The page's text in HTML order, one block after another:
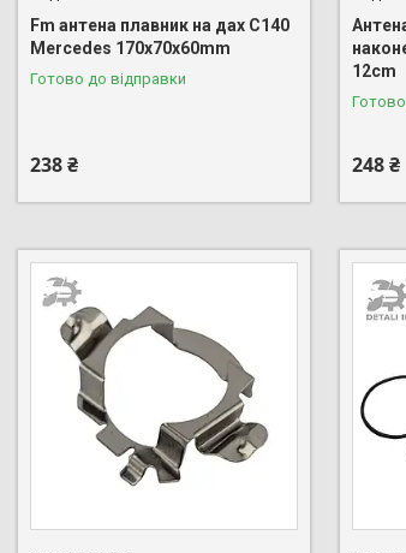
Fm антена плавник на дах C140
Mercedes 170х70х60mm
Готово до відправки
238 ₴
12cm
248 ₴